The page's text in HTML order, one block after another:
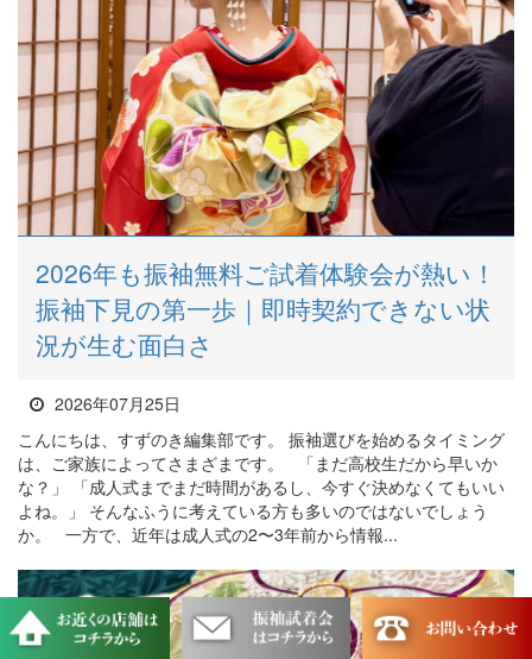
2026年も振袖無料ご試着体験会が熱い！
振袖下見の第一歩｜即時契約できない状
況が生む面白さ
2026年07月25日
こんにちは、すずのき編集部です。 振袖選びを始めるタイミング
は、ご家族によってさまざまです。 「まだ高校生だから早いか
な？」 「成人式までまだ時間があるし、今すぐ決めなくてもいい
よね。」 そんなふうに考えている方も多いのではないでしょう
か。 一方で、近年は成人式の2〜3年前から情報...